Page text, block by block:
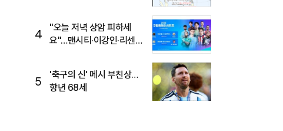
4
"오늘 저녁 상암 피하세
요"…맨시티·이강인·리센느
5
'축구의 신' 메시 부친상…
향년 68세